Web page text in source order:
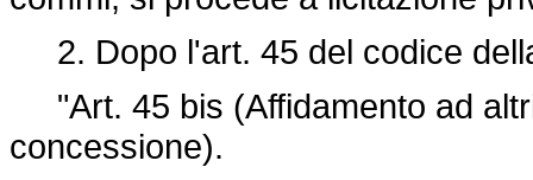
2. Dopo l'art. 45 del codice
"Art. 45 bis (Affidamento ad
concessione).